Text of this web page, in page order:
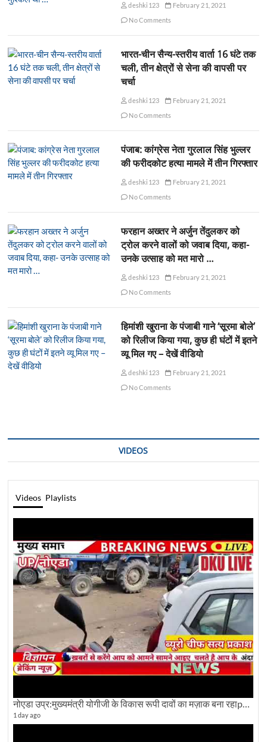
deshki123
February 21, 2021
No Comments
भारत-चीन सैन्य-स्तरीय वार्ता 16 घंटे तक
चली, तीन क्षेत्रों से सेना की वापसी पर
चर्चा
deshki123
February 21, 2021
No Comments
पंजाब: कांग्रेस नेता गुरलाल सिंह भुल्लर
की फरीदकोट हत्या मामले में तीन गिरफ्तार
deshki123
February 21, 2021
No Comments
फरहान अख्तर ने अर्जुन तेंदुलकर को
ट्रोल करने वालों को जवाब दिया, कहा-
उनके उत्साह को मत मारो …
deshki123
February 21, 2021
No Comments
हिमांशी खुराना के पंजाबी गाने ‘सूरमा बोले’
को रिलीज किया गया, कुछ ही घंटों में इतने
व्यू मिल गए – देखें वीडियो
deshki123
February 21, 2021
No Comments
VIDEOS
Videos Playlists
नोएडा उप्र:मुख्यमंत्री योगीजी के विकास रूपी दावों का मज़ाक बना रहाpwdविभाग:देखे ग्राउण्ड रिपोर्टिंग
1 day ago